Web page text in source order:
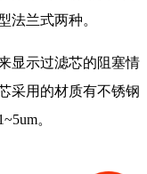
法兰式两种。
显示过滤芯的阻塞情
采用的材质有不锈钢
。